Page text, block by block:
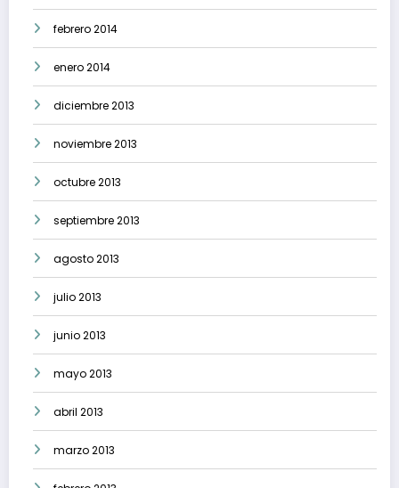
febrero 2014
enero 2014
diciembre 2013
noviembre 2013
octubre 2013
septiembre 2013
agosto 2013
julio 2013
junio 2013
mayo 2013
abril 2013
marzo 2013